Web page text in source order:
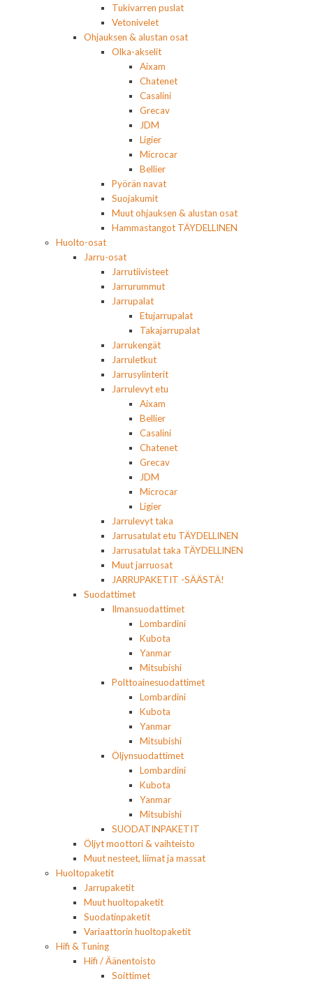
Tukivarren puslat
Vetonivelet
Ohjauksen & alustan osat
Olka-akselit
Aixam
Chatenet
Casalini
Grecav
JDM
Ligier
Microcar
Bellier
Pyörän navat
Suojakumit
Muut ohjauksen & alustan osat
Hammastangot TÄYDELLINEN
Huolto-osat
Jarru-osat
Jarrutiivisteet
Jarrurummut
Jarrupalat
Etujarrupalat
Takajarrupalat
Jarrukengät
Jarruletkut
Jarrusylinterit
Jarrulevyt etu
Aixam
Bellier
Casalini
Chatenet
Grecav
JDM
Microcar
Ligier
Jarrulevyt taka
Jarrusatulat etu TÄYDELLINEN
Jarrusatulat taka TÄYDELLINEN
Muut jarruosat
JARRUPAKETIT -SÄÄSTÄ!
Suodattimet
Ilmansuodattimet
Lombardini
Kubota
Yanmar
Mitsubishi
Polttoainesuodattimet
Lombardini
Kubota
Yanmar
Mitsubishi
Öljynsuodattimet
Lombardini
Kubota
Yanmar
Mitsubishi
SUODATINPAKETIT
Öljyt moottori & vaihteisto
Muut nesteet, liimat ja massat
Huoltopaketit
Jarrupaketit
Muut huoltopaketit
Suodatinpaketit
Variaattorin huoltopaketit
Hifi & Tuning
Hifi / Äänentoisto
Soittimet